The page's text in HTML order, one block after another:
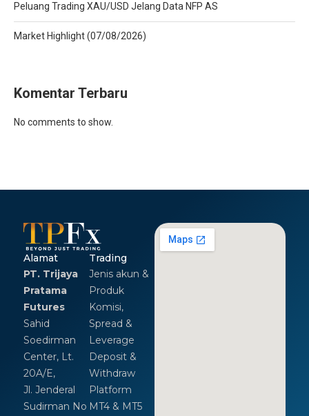
Peluang Trading XAU/USD Jelang Data NFP AS
Market Highlight (07/08/2026)
Komentar Terbaru
No comments to show.
Alamat
PT. Trijaya
Pratama
Futures
Sahid
Soedirman
Center, Lt.
20A/E,
Jl. Jenderal
Sudirman No
Trading
Jenis akun &
Produk
Komisi,
Spread &
Leverage
Deposit &
Withdraw
Platform
MT4 & MT5